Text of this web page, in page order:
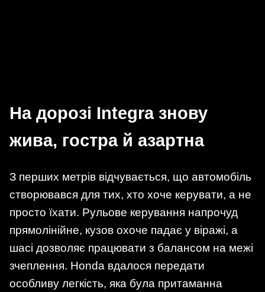
На дорозі Integra знову
жива, гостра й азартна
З перших метрів відчувається, що автомобіль
створювався для тих, хто хоче керувати, а не
просто їхати. Рульове керування напрочуд
прямолінійне, кузов охоче падає у віражі, а
шасі дозволяє працювати з балансом на межі
зчеплення. Honda вдалося передати
особливу легкість, яка була притаманна